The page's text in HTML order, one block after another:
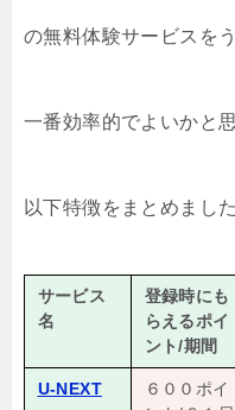
の無料体験サービスを
一番効率的でよいかと
以下特徴をまとめまし
サービス
名
登録時にも
らえるポイ
ント/期間
U-NEXT
６００ポイ